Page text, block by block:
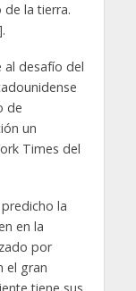
la tierra.
al desafío del
de
un
Times del
la
en la
por
el gran